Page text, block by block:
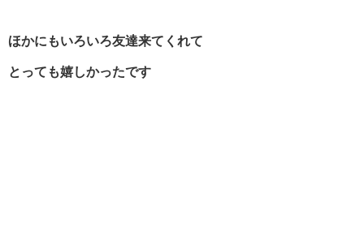
ほかにもいろいろ友達来てくれて
とっても嬉しかったです